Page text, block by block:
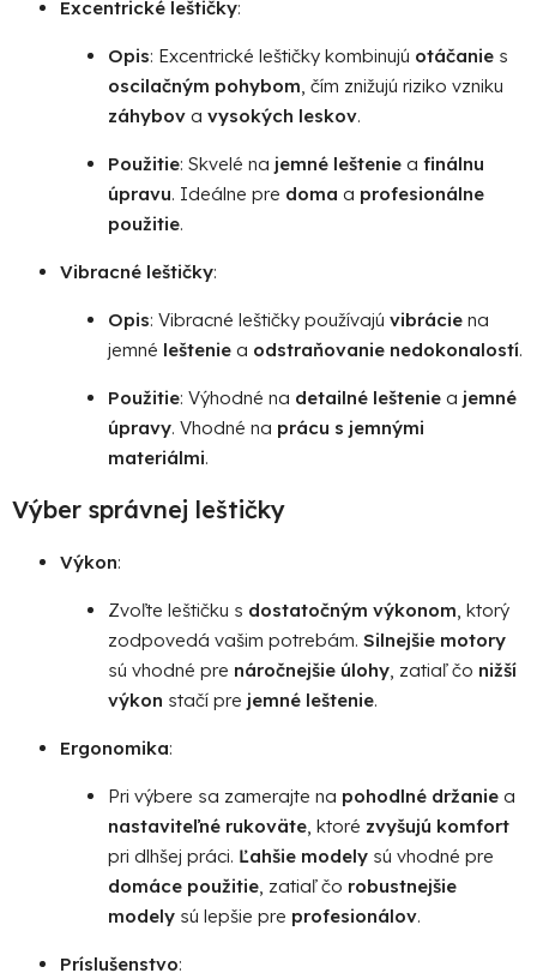
Excentrické leštičky:
Opis: Excentrické leštičky kombinujú otáčanie s
oscilačným pohybom , čím znižujú riziko vzniku
záhybov a vysokých leskov.
Použitie: Skvelé na jemné leštenie a finálnu
úpravu. Ideálne pre doma a profesionálne
použitie.
Vibracné leštičky:
Opis: Vibracné leštičky používajú vibrácie na
jemné leštenie a odstraňovanie nedokonalostí.
Použitie: Výhodné na detailné leštenie a jemné
úpravy. Vhodné na prácu s jemnými
materiálmi.
Výber správnej leštičky
Výkon:
Zvoľte leštičku s dostatočným výkonom , ktorý
zodpovedá vašim potrebám. Silnejšie motory
sú vhodné pre náročnejšie úlohy , zatiaľ čo nižší
výkon stačí pre jemné leštenie.
Ergonomika:
Pri výbere sa zamerajte na pohodlné držanie a
nastaviteľné rukoväte , ktoré zvyšujú komfort
pri dlhšej práci. Ľahšie modely sú vhodné pre
domáce použitie , zatiaľ čo robustnejšie
modely sú lepšie pre profesionálov.
Príslušenstvo: